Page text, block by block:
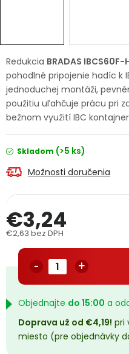
Kontakty
Obchodné podmienky
Redukcia BRADAS IBCS60F-
pohodlné pripojenie hadíc k
jednoduchej montáži,
použitiu uľahčuje prácu pri
bežnom využití IBC
Skladom (>5 ks)
Možnosti doručenia
€3,24
€2,63 bez DPH
Objednajte do 15:00 a
Doprava už od €4,19! pri
miesto (pre objednávky